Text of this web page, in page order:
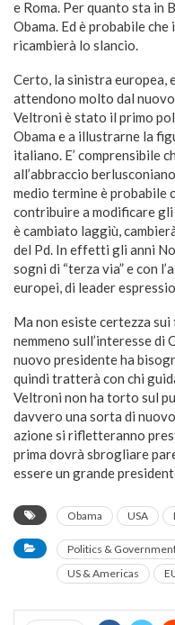
e Roma. Per quanto sta in
Obama. Ed è probabile
ricambierà lo slancio.
Certo, la sinistra europea,
attendono molto dal
Veltroni è stato il primo
Obama e a illustrarne la
italiano. E’ comprensibile
all’abbraccio
medio termine è probabile
contribuire a modificare
è cambiato laggiù,
del Pd. In effetti gli anni
sogni di “terza via” e con
europei, di leader
Ma non esiste certezza sui
nemmeno sull’interesse di
nuovo presidente ha
quindi tratterà con chi
Veltroni non ha torto sul
davvero una sorta di
azione si rifletteranno
prima dovrà sbrogliare
essere un grande
Obama USA
Politics &
US & Americas